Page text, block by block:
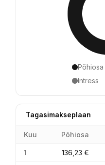
Põhiosa
Intress
Tagasimakseplaan
Kuu Põhiosa
1 136,23 €